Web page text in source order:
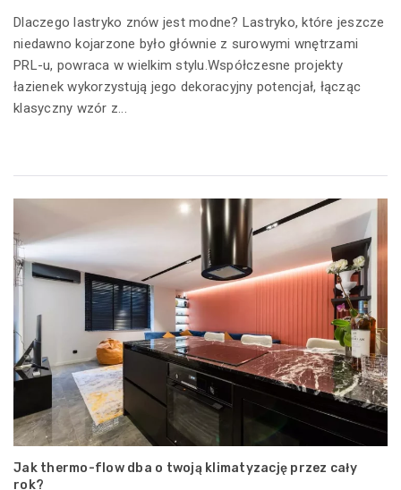
Dlaczego lastryko znów jest modne? Lastryko, które jeszcze
niedawno kojarzone było głównie z surowymi wnętrzami
PRL-u, powraca w wielkim stylu.Współczesne projekty
łazienek wykorzystują jego dekoracyjny potencjał, łącząc
klasyczny wzór z...
Jak thermo-flow dba o twoją klimatyzację przez cały
rok?